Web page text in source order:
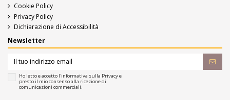
Cookie Policy
Privacy Policy
Dichiarazione di Accessibilità
Newsletter
Ho letto e accetto l'informativa sulla Privacye
presto il mio consenso alla ricezione di
comunicazioni commerciali.